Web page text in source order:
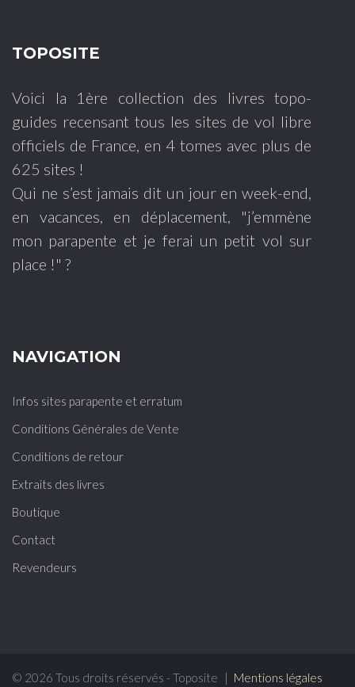
TOPOSITE
Voici la 1ère collection des livres topo-
guides recensant tous les sites de vol libre
officiels de France, en 4 tomes avec plus de
625 sites !
Qui ne s’est jamais dit un jour en week-end,
en vacances, en déplacement, "j’emmène
mon parapente et je ferai un petit vol sur
place !" ?
NAVIGATION
Infos sites parapente et erratum
Conditions Générales de Vente
Conditions de retour
Extraits des livres
Boutique
Contact
Revendeurs
© 2026 Tous droits réservés - Toposite Mentions légales